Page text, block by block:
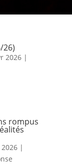
26)
2026|
rompus
2026|